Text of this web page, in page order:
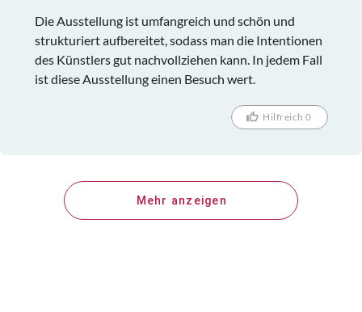
Die Ausstellung ist umfangreich und schön und
strukturiert aufbereitet, sodass man die Intentionen
des Künstlers gut nachvollziehen kann. In jedem Fall
ist diese Ausstellung einen Besuch wert.
Hilfreich 0
Mehr anzeigen